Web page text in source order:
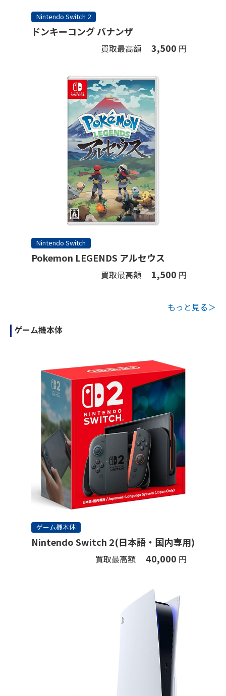
Nintendo Switch 2
ドンキーコング バナンザ
買取最高額 3,500 円
Nintendo Switch
Pokemon LEGENDS アルセウス
買取最高額 1,500 円
もっと見る＞
ゲーム機本体
ゲーム機本体
Nintendo Switch 2(日本語・国内専用)
買取最高額 40,000 円